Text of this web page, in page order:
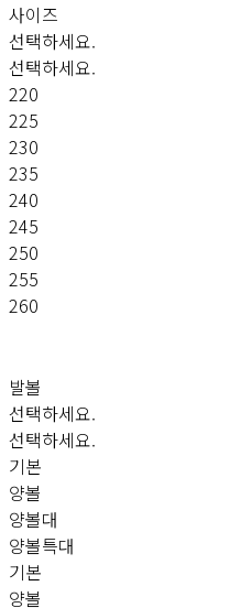
사이즈
선택하세요.
선택하세요.
220
225
230
235
240
245
250
255
260
발볼
선택하세요.
선택하세요.
기본
양볼
양볼대
양볼특대
기본
양볼